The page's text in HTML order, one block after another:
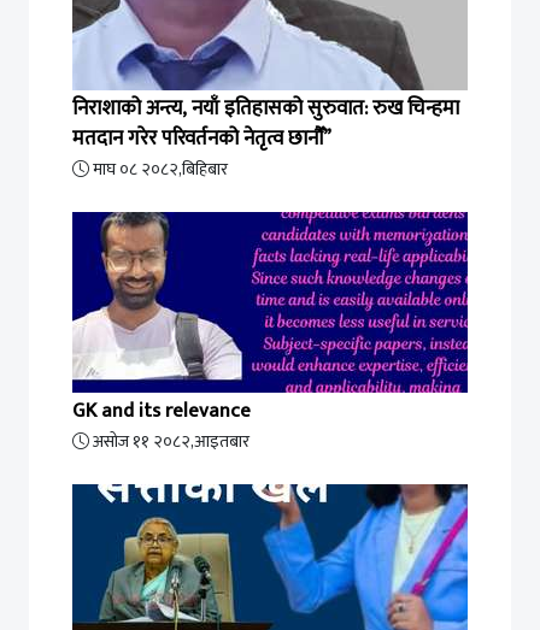
निराशाको अन्त्य, नयाँ इतिहासको सुरुवात: रुख चिन्हमा
मतदान गरेर परिवर्तनको नेतृत्व छानौँ”
माघ ०८ २०८२,बिहिबार
GK and its relevance
असोज ११ २०८२,आइतबार